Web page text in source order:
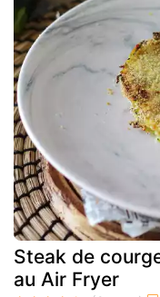
Steak de
au Air Fryer